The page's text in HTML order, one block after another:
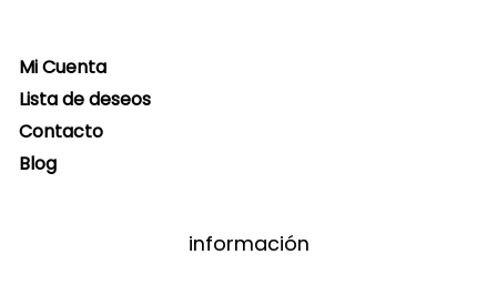
Mi Cuenta
Lista de deseos
Contacto
Blog
información